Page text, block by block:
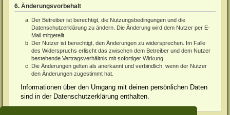
6. Änderungsvorbehalt
Der Betreiber ist berechtigt, die Nutzungsbedingungen und die
Datenschutzerklärung zu ändern. Die Änderung wird dem Nutzer per E-
Mail mitgeteilt.
Der Nutzer ist berechtigt, den Änderungen zu widersprechen. Im Falle
des Widerspruchs erlischt das zwischen dem Betreiber und dem Nutzer
bestehende Vertragsverhältnis mit sofortiger Wirkung.
Die Änderungen gelten als anerkannt und verbindlich, wenn der Nutzer
den Änderungen zugestimmt hat.
Informationen über den Umgang mit deinen persönlichen Daten
sind in der Datenschutzerklärung enthalten.